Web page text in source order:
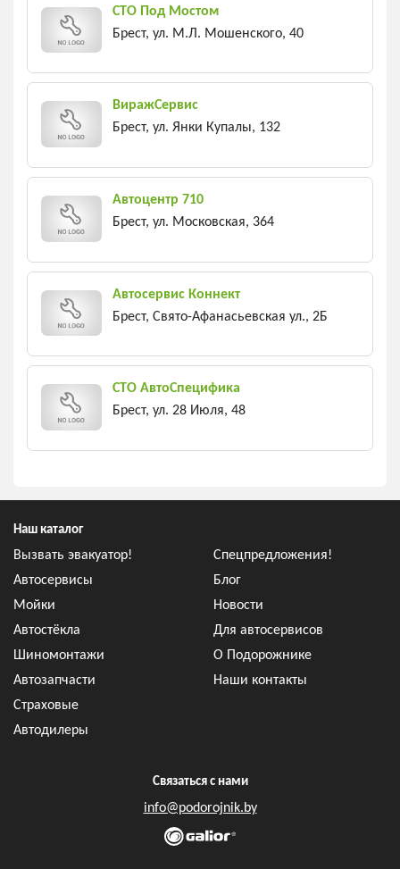
СТО Под Мостом
Брест, ул. М.Л. Мошенского, 40
ВиражСервис
Брест, ул. Янки Купалы, 132
Автоцентр 710
Брест, ул. Московская, 364
Автосервис Коннект
Брест, Свято-Афанасьевская ул., 2Б
СТО АвтоСпецифика
Брест, ул. 28 Июля, 48
Наш каталог
Вызвать эвакуатор!
Автосервисы
Мойки
Автостёкла
Шиномонтажи
Автозапчасти
Страховые
Автодилеры
Спецпредложения!
Блог
Новости
Для автосервисов
О Подорожнике
Наши контакты
Связаться с нами
info@podorojnik.by